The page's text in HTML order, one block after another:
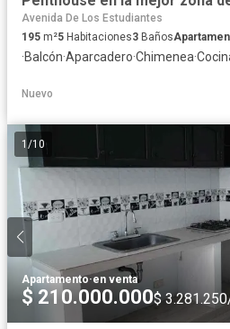
Avenida De Los Estudiantes
195 m²5 Habitaciones3 Baños
·Balcón·Aparcadero·Chimenea·
Nuevo
1 /10
Apartamento·en venta
$ 210.000.000$